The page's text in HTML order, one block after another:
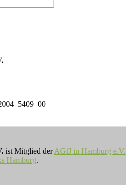
5409 00
ist Mitglied derAGfJ in Hamburg e.V.
Hamburg.